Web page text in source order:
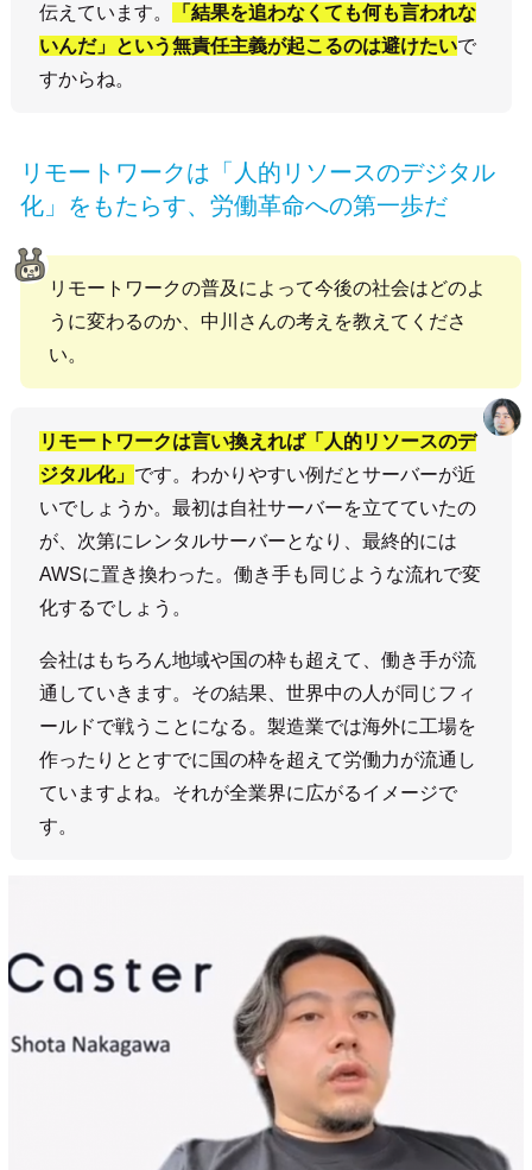
伝えています。
「結果を追わなくても何も言われな
いんだ」という無責任主義が起こるのは避けたいで
すからね。
リモートワークは「人的リソースのデジタル
化」をもたらす、労働革命への第一歩だ
リモートワークの普及によって今後の社会はどのよ
うに変わるのか、中川さんの考えを教えてくださ
い。
リモートワークは言い換えれば「人的リソースのデ
ジタル化」 です。わかりやすい例だとサーバーが近
いでしょうか。最初は自社サーバーを立てていたの
が、次第にレンタルサーバーとなり、最終的には
AWSに置き換わった。働き手も同じような流れで変
化するでしょう。
会社はもちろん地域や国の枠も超えて、働き手が流
通していきます。その結果、世界中の人が同じフィ
ールドで戦うことになる。製造業では海外に工場を
作ったりととすでに国の枠を超えて労働力が流通し
ていますよね。それが全業界に広がるイメージで
す。